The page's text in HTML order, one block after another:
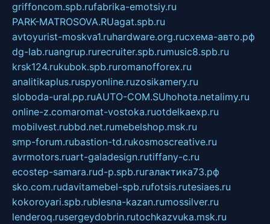
griffoncom.spb.rufabrika-emotsiy.ru
PARK-MATROSOVA.RUagat.spb.ru
avtoyurist-moskva1.ruhardware.org.ruсхема-авто.рф
dg-lab.ruangrup.rurecruiter.spb.rumusic8.spb.ru
krsk124.rukubok.spb.ruromanofforex.ru
analitikaplus.ruspyonline.ruzosikamery.ru
sloboda-ural.pp.ruAUTO-COM.SUhohota.netalimy.ru
online-z.comaromat-vostoka.ruotdelkaexp.ru
mobilvest.rubbd.net.rumebelshop.msk.ru
smp-forum.rubastion-td.rukosmoscreative.ru
avrmotors.ruart-galadesign.rutiffany-c.ru
ecostep-samara.rud-p.spb.ruгалактика73.рф
sko.com.rudavitamebel-spb.rufotsis.rutesiaes.ru
kokoroyari.spb.rublesna-kazan.rumossilver.ru
lenderoq.rusergeydobrin.rutochkazvuka.msk.ru